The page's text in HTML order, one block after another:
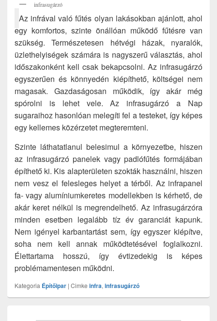
infrasugárzó
Az infrával való fűtés olyan lakásokban ajánlott, ahol
egy komfortos, szinte önállóan működő fűtésre van
szükség. Természetesen hétvégi házak, nyaralók,
üzlethelyiségek számára is nagyszerű választás, ahol
időszakonként kell csak bekapcsolni. Az infrasugárzó
egyszerűen és könnyedén kiépíthető, költségei nem
magasak. Gazdaságosan működik, így akár még
spórolni is lehet vele. Az infrasugárzó a Nap
sugaraihoz hasonlóan melegíti fel a testeket, így képes
egy kellemes közérzetet megteremteni.
Szinte láthatatlanul belesimul a környezetbe, hiszen
az infrasugárzó panelek vagy padlófűtés formájában
építhető ki. Kis alapterületen szokták használni, hiszen
nem vesz el felesleges helyet a térből. Az infrapanel
fa- vagy alumíniumkeretes modellekben is kérhető, de
akár keret nélkül is megrendelhető. Az infrasugárzóra
minden esetben legalább tíz év garanciát kapunk.
Nem igényel karbantartást sem, így egyszer kiépítve,
soha nem kell annak működtetésével foglalkozni.
Élettartama hosszú, így évtizedekig is képes
problémamentesen működni.
Kategoria Építőipar | Cimke infra, infrasugárzó